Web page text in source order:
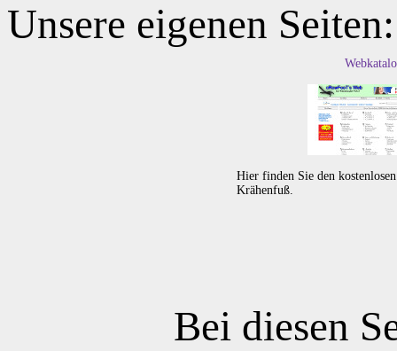
Unsere eigenen Seiten:
Hier finden Sie den
Krähenfuß.
Bei diesen